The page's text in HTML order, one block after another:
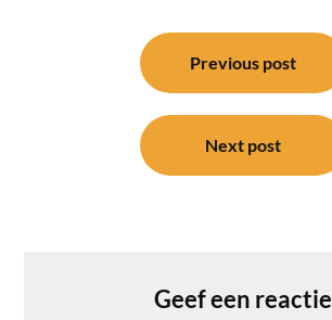
Previous post
Next post
Geef een reactie